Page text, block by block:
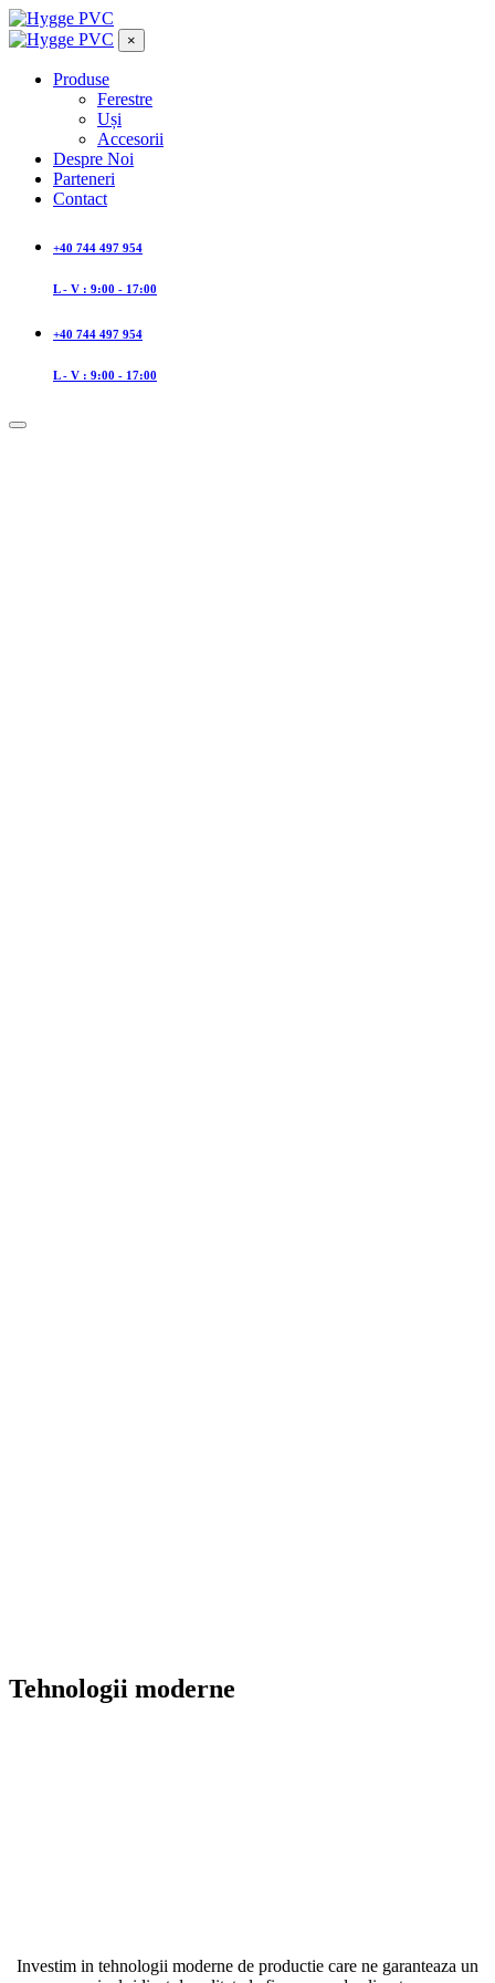
×
Produse
Ferestre
Uși
Accesorii
Despre Noi
Parteneri
Contact
+40 744 497 954
L - V : 9:00 - 17:00
+40 744 497 954
L - V : 9:00 - 17:00
Tehnologii moderne
Investim in tehnologii moderne de productie care ne garanteaza un